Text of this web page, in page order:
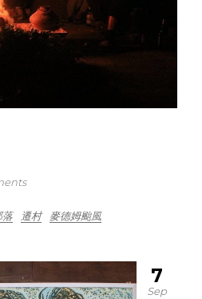
落 遷村 麥德姆颱風
7
Sep